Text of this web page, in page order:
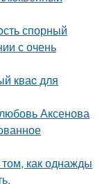
спорный
с очень
кваc для
Аксенова
как однажды